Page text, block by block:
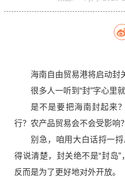
海南自由贸易港将启动封
很多人一听到“封”字心里
是不是要把海南封起来
行？农产品贸易会不会受影响？
别急，咱用大白话捋一
得说清楚，封关绝不是“封岛”
反而是为了更好地对外开放。